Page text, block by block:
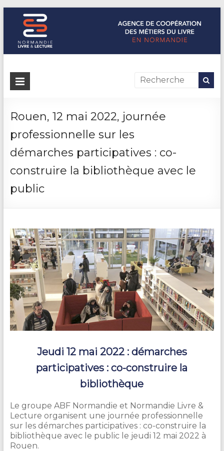
Normandie Livre & Lecture
L'agence de coopération des métiers du livre en Normandie
Rouen, 12 mai 2022, journée
professionnelle sur les
démarches participatives : co-
construire la bibliothèque avec le
public
Jeudi 12 mai 2022 : démarches
participatives : co-construire la
bibliothèque
Le groupe ABF Normandie et Normandie Livre &
Lecture organisent une journée professionnelle
sur les démarches participatives : co-construire la
bibliothèque avec le public le jeudi 12 mai 2022 à
Rouen.